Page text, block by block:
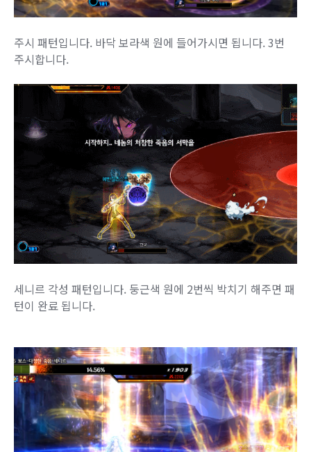
주시 패턴입니다. 바닥 보라색 원에 들어가시면 됩니다. 3번
주시합니다.
세니르 각성 패턴입니다. 둥근색 원에 2번씩 박치기 해주면 패
턴이 완료 됩니다.